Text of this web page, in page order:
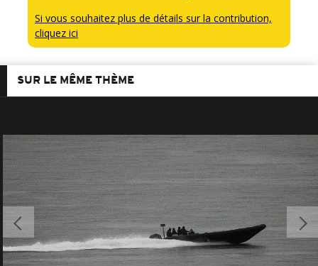
Si vous souhaitez plus de détails sur la contribution,
cliquez ici
SUR LE MÊME THÈME